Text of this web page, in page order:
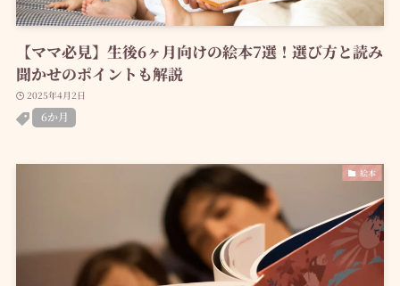
【ママ必見】生後6ヶ月向けの絵本7選！選び方と読み
聞かせのポイントも解説
2025年4月2日
6か月
絵本